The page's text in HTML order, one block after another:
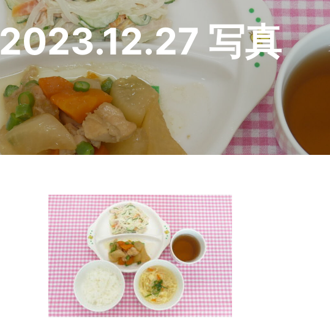
2023.12.27 写真